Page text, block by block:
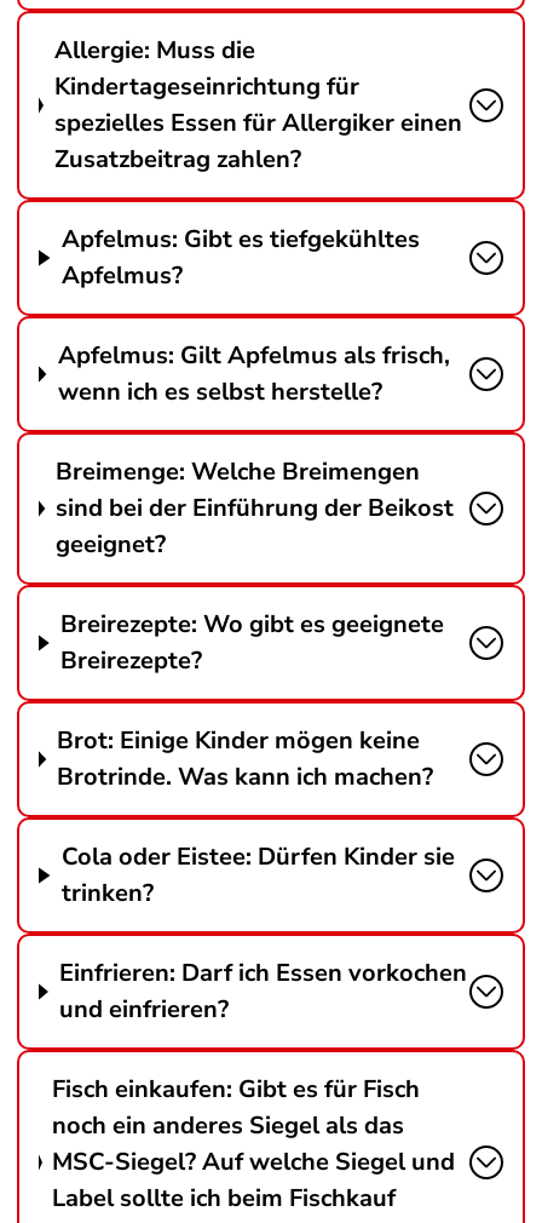
Allergie: Muss die
Kindertageseinrichtung für
spezielles Essen für Allergiker einen
Zusatzbeitrag zahlen?
Apfelmus: Gibt es tiefgekühltes
Apfelmus?
Apfelmus: Gilt Apfelmus als frisch,
wenn ich es selbst herstelle?
Breimenge: Welche Breimengen
sind bei der Einführung der Beikost
geeignet?
Breirezepte: Wo gibt es geeignete
Breirezepte?
Brot: Einige Kinder mögen keine
Brotrinde. Was kann ich machen?
Cola oder Eistee: Dürfen Kinder sie
trinken?
Einfrieren: Darf ich Essen vorkochen
und einfrieren?
Fisch einkaufen: Gibt es für Fisch
noch ein anderes Siegel als das
MSC-Siegel? Auf welche Siegel und
Label sollte ich beim Fischkauf